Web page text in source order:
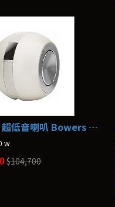
B&W PV1D 超低音喇叭 Bowers & Wilkins
w
$104,700